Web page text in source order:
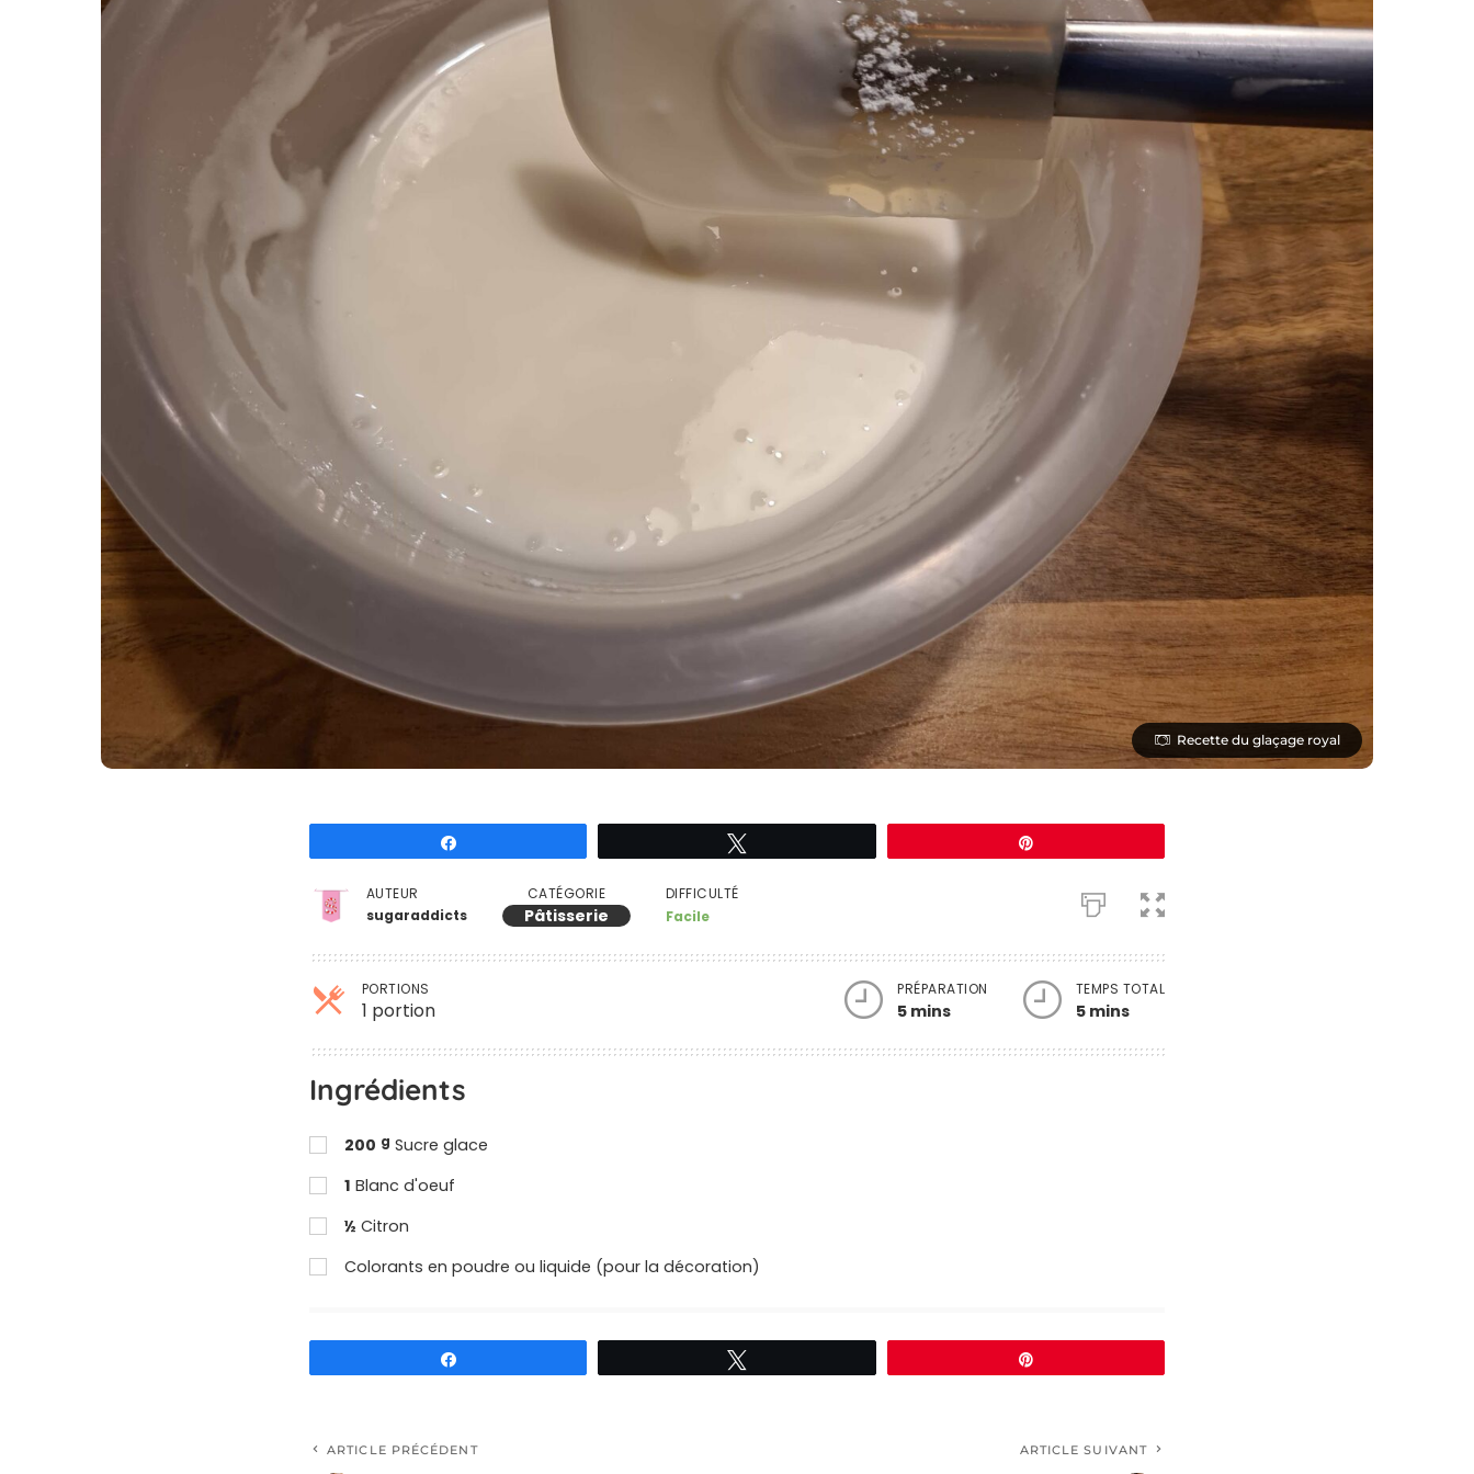
Recette du glaçage royal
AUTEUR
sugaraddicts
CATÉGORIE
Pâtisserie
DIFFICULTÉ
Facile
PORTIONS
1 portionParts
PRÉPARATION
5 mins
TEMPS TOTAL
5 mins
Ingrédients
200 g Sucre glace
1 Blanc d'oeuf
½ Citron
Colorants en poudre ou liquide (pour la décoration)
ARTICLE PRÉCÉDENT ARTICLE SUIVANT